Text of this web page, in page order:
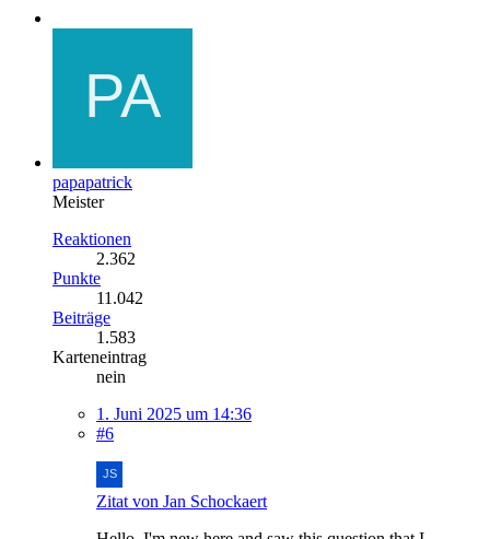
papapatrick
Meister
Reaktionen
2.362
Punkte
11.042
Beiträge
1.583
Karteneintrag
nein
1. Juni 2025 um 14:36
#6
Zitat von Jan Schockaert